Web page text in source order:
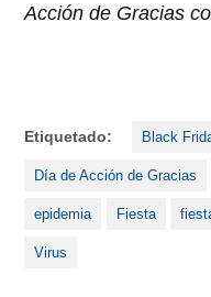
Acción de Gracias
Etiquetado: Black
Día de Acción de Gracias
epidemia Fiesta
Virus